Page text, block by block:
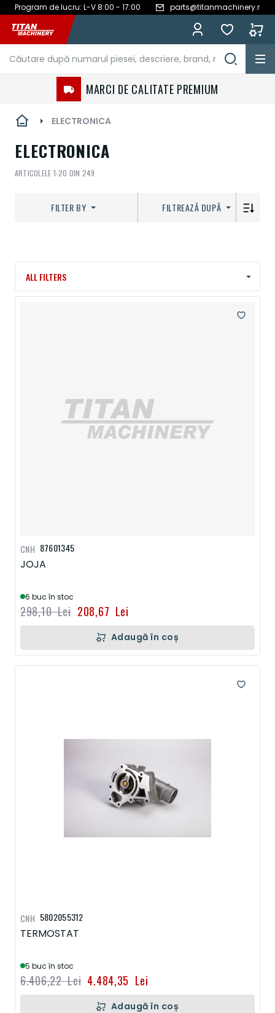
Program de lucru: L-V 8:00 - 17:00 parts@titanmachinery.ro
Mergeți
la
Conținut
MARCI DE CALITATE PREMIUM
ELECTRONICA
ELECTRONICA
ALL FILTERS
ARTICOLELE 1-20 DIN 249
FILTER BY FILTREAZĂ DUPĂ
87601345
JOJA
6 buc în stoc
208,67 Lei
298,10 Lei
CNH
Adaugă în coș
5802055312
TERMOSTAT
5 buc în stoc
4.484,35 Lei
6.406,22 Lei
CNH
Adaugă în coș